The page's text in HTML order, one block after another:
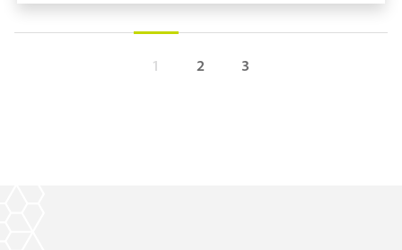
Bode Visirub #975820
1 2 3